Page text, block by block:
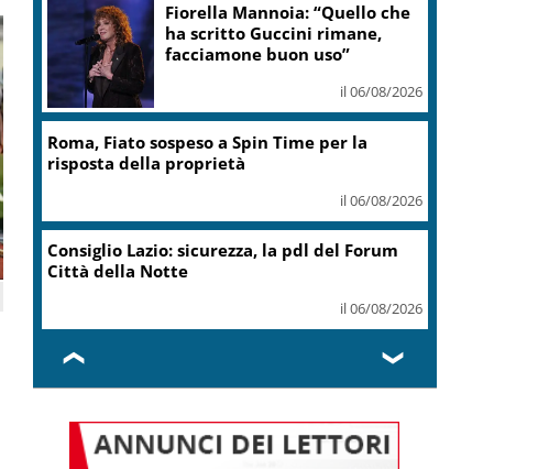
Kiev, Zelensky: La Russia non
si ferma, userà missili balistici
Guccini, Zucchero: “Stai
soltanto dormendo in fondo al
mio cuore”
il 06/08/2026
Contratti, Aran e sindacati
firmano Ccnl Funzioni Centrali
il 06/08/2026